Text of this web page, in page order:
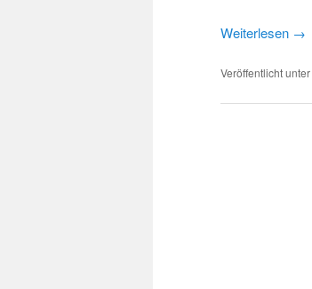
Weiterlesen →
Veröffentlicht unter